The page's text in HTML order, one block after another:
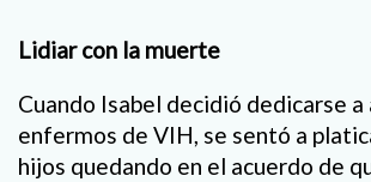
Lidiar con la muerte
Cuando Isabel decidió dedicarse
enfermos de VIH, se sentó a
hijos quedando en el acuerdo de